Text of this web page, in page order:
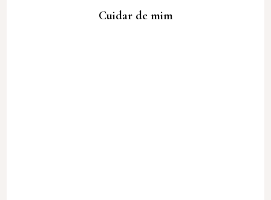
Cuidar de mim